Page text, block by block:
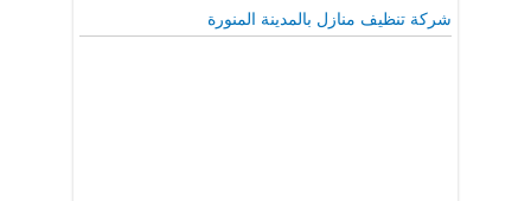
شركة تنظيف منازل بالمدينة المنورة